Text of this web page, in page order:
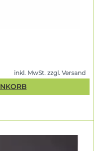
inkl. MwSt. zzgl. Versand